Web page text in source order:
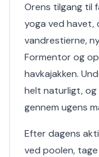
Orens tilgang til
yoga ved havet,
vandrestierne,
Formentor og
havkajakken.
helt naturligt,
gennem ugens
Efter dagens
ved poolen,